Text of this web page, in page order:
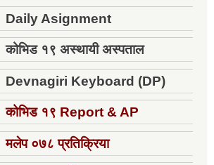
Daily Asignment
कोभिड १९ अस्थायी अस्पताल
Devnagiri Keyboard (DP)
कोभिड १९ Report & AP
मलेप ०७८ प्रतिक्रिया